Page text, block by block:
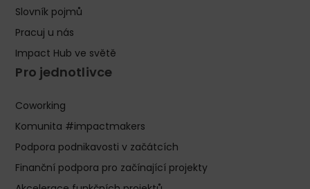
Slovník pojmů
Pracuj u nás
Impact Hub ve světě
Pro jednotlivce
Coworking
Komunita #impactmakers
Podpora podnikavosti v začátcích
Finanční podpora pro začínající projekty